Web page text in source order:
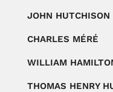
JOHN HUTCHISON
CHARLES MÉRÉ
WILLIAM
THOMAS HENRY